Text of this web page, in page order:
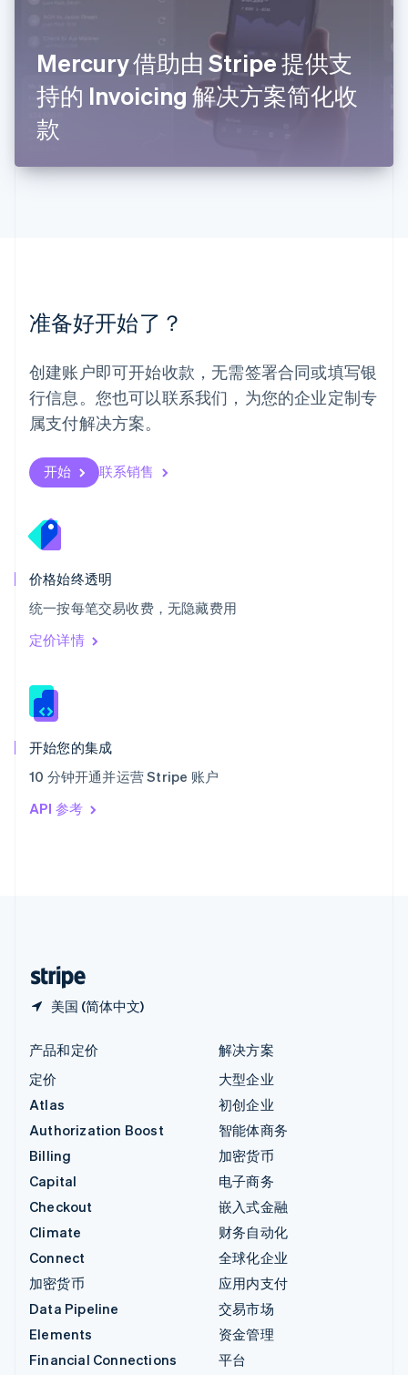
Mercury 借助由 Stripe 提供支
持的 Invoicing 解决方案简化收
款
准备好开始了？
创建账户即可开始收款，无需签署合同或填写银
行信息。您也可以联系我们，为您的企业定制专
属支付解决方案。
开始 联系销售
价格始终透明
统一按每笔交易收费，无隐藏费用
定价详情
开始您的集成
10 分钟开通并运营 Stripe 账户
API 参考
美国 (简体中文)
罗马尼亚
English
马尔他
English
马来西亚
美国
日本
日本語English
SvenskaEnglish
瑞士
DeutschFrançais ItalianoEnglish
塞浦路斯
斯洛伐克
English
English
泰国
ไทย
希腊
English
西班牙
Español
新加坡
新西兰
匈牙利
English
ItalianoEnglish
印度
English
产品和定价
定价
Atlas
Authorization Boost
Billing
Capital
Checkout
Climate
Connect
加密货币
Data Pipeline
Elements
Financial Connections
解决方案
大型企业
初创企业
智能体商务
加密货币
电子商务
嵌入式金融
财务自动化
全球化企业
应用内支付
交易市场
资金管理
平台